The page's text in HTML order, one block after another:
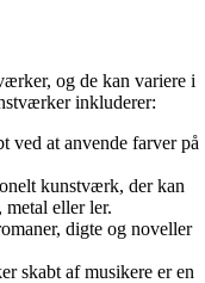
og de kan variere i
inkluderer:
ved at anvende farver på
kunstværk, der kan
eller ler.
digte og noveller
skabt af musikere er en